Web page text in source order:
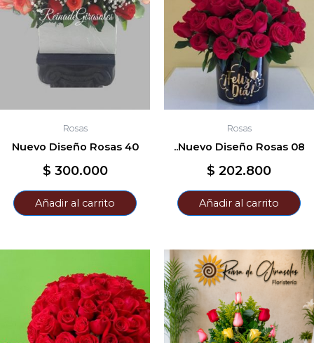
Rosas
Nuevo Diseño Rosas 40
$ 300.000
Añadir al carrito
Rosas
..Nuevo Diseño Rosas 08
$ 202.800
Añadir al carrito